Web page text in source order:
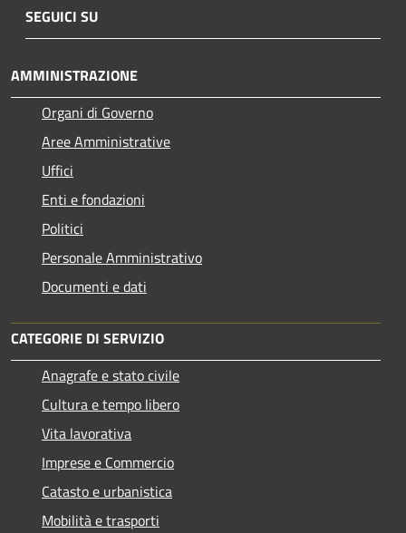
SEGUICI SU
AMMINISTRAZIONE
Organi di Governo
Aree Amministrative
Uffici
Enti e fondazioni
Politici
Personale Amministrativo
Documenti e dati
CATEGORIE DI SERVIZIO
Anagrafe e stato civile
Cultura e tempo libero
Vita lavorativa
Imprese e Commercio
Catasto e urbanistica
Mobilità e trasporti